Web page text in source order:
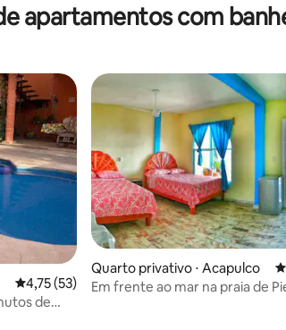
apartamentos com
4,75 de uma avaliação média de 5, 53
4,75 (53)
de
Quarto privativo ⋅ Acapulco
Em frente ao mar na praia de